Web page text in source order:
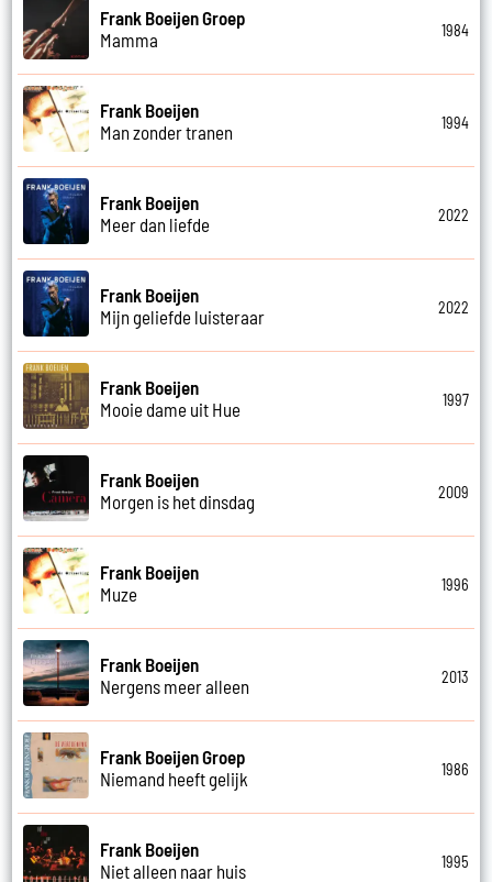
Frank Boeijen Groep
Mamma
1984
Frank Boeijen
Man zonder tranen
1994
Frank Boeijen
Meer dan liefde
2022
Frank Boeijen
Mijn geliefde luisteraar
2022
Frank Boeijen
Mooie dame uit Hue
1997
Frank Boeijen
Morgen is het dinsdag
2009
Frank Boeijen
Muze
1996
Frank Boeijen
Nergens meer alleen
2013
Frank Boeijen Groep
Niemand heeft gelijk
1986
Frank Boeijen
Niet alleen naar huis
1995